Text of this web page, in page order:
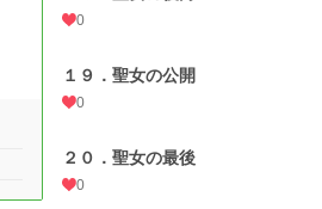
0
１９．聖女の公開
0
２０．聖女の最後
0